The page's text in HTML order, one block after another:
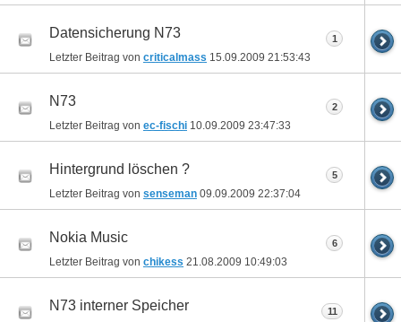
Datensicherung N73
Letzter Beitrag von criticalmass 15.09.2009 21:53:43
1
N73
Letzter Beitrag von ec-fischi 10.09.2009 23:47:33
2
Hintergrund löschen ?
Letzter Beitrag von senseman 09.09.2009 22:37:04
5
Nokia Music
Letzter Beitrag von chikess 21.08.2009 10:49:03
6
N73 interner Speicher 11